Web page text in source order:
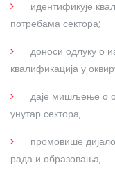
идентификује
потребама сектора;
доноси одлуку о
квалификација у
даје мишљење о
унутар сектора;
промовише
рада и образовања;